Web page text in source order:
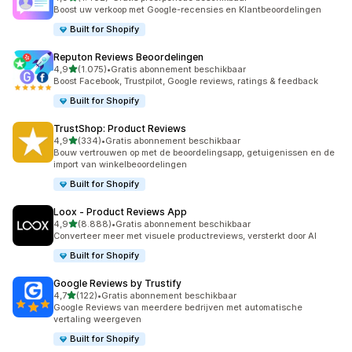
1402 recensies in totaal
Boost uw verkoop met Google-recensies en Klantbeoordelingen
Built for Shopify
Reputon Reviews Beoordelingen
4,9van 5 sterren
(1.075)
1075 recensies in totaal
•Gratis abonnement beschikbaar
Boost Facebook, Trustpilot, Google reviews, ratings & feedback
Built for Shopify
TrustShop: Product Reviews
4,9van 5 sterren
(334)
334 recensies in totaal
•Gratis abonnement beschikbaar
Bouw vertrouwen op met de beoordelingsapp, getuigenissen en de
import van winkelbeoordelingen
Built for Shopify
Loox ‑ Product Reviews App
4,9van 5 sterren
(8.888)
8888 recensies in totaal
•Gratis abonnement beschikbaar
Converteer meer met visuele productreviews, versterkt door AI
Built for Shopify
Google Reviews by Trustify
4,7van 5 sterren
(122)
122 recensies in totaal
•Gratis abonnement beschikbaar
Google Reviews van meerdere bedrijven met automatische
vertaling weergeven
Built for Shopify